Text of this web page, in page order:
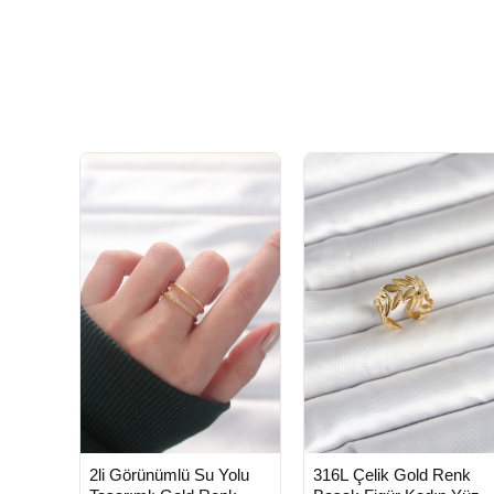
TESLİMAT
2li Görünümlü Su Yolu
TESLİMAT
316L Çelik Gold Renk